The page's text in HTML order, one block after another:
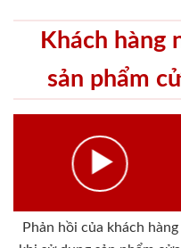
Khách hàng
sản phẩm
Phản hồi của khách hàng